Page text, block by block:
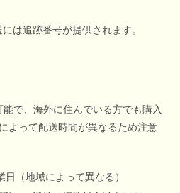
は追跡番号が提供されます。
で、海外に住んでいる方でも購入
よって配送時間が異なるため注意
日（地域によって異なる）